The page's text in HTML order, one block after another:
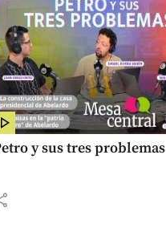
y sus tres problemas